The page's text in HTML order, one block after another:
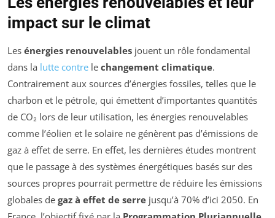
impact sur le climat
Les énergies renouvelables jouent un rôle fondamental
dans la lutte contre le changement climatique.
Contrairement aux sources d’énergies fossiles, telles que le
charbon et le pétrole, qui émettent d’importantes quantités
de CO₂ lors de leur utilisation, les énergies renouvelables
comme l’éolien et le solaire ne génèrent pas d’émissions de
gaz à effet de serre. En effet, les dernières études montrent
que le passage à des systèmes énergétiques basés sur des
sources propres pourrait permettre de réduire les émissions
globales de gaz à effet de serre jusqu’à 70% d’ici 2050. En